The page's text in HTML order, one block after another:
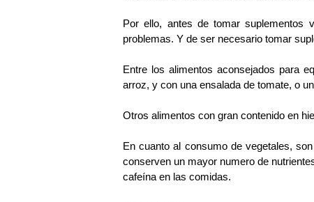
Por ello, antes de tomar suplementos
problemas. Y de ser necesario tomar
Entre los alimentos aconsejados para
arroz, y con una ensalada de tomate, o
Otros alimentos con gran contenido en
En cuanto al consumo de vegetales,
conserven un mayor numero de
cafeína en las comidas.